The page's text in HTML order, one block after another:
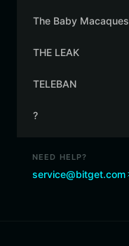
The Baby Macaques
THE LEAK
TELEBAN
?
NEED HELP?
service@bitget.com